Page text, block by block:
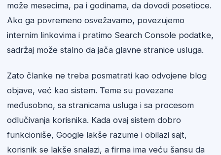
može mesecima, pa i godinama, da dovodi posetioce.
Ako ga povremeno osvežavamo, povezujemo
internim linkovima i pratimo Search Console podatke,
sadržaj može stalno da jača glavne stranice usluga.
Zato članke ne treba posmatrati kao odvojene blog
objave, već kao sistem. Teme su povezane
međusobno, sa stranicama usluga i sa procesom
odlučivanja korisnika. Kada ovaj sistem dobro
funkcioniše, Google lakše razume i obilazi sajt,
korisnik se lakše snalazi, a firma ima veću šansu da